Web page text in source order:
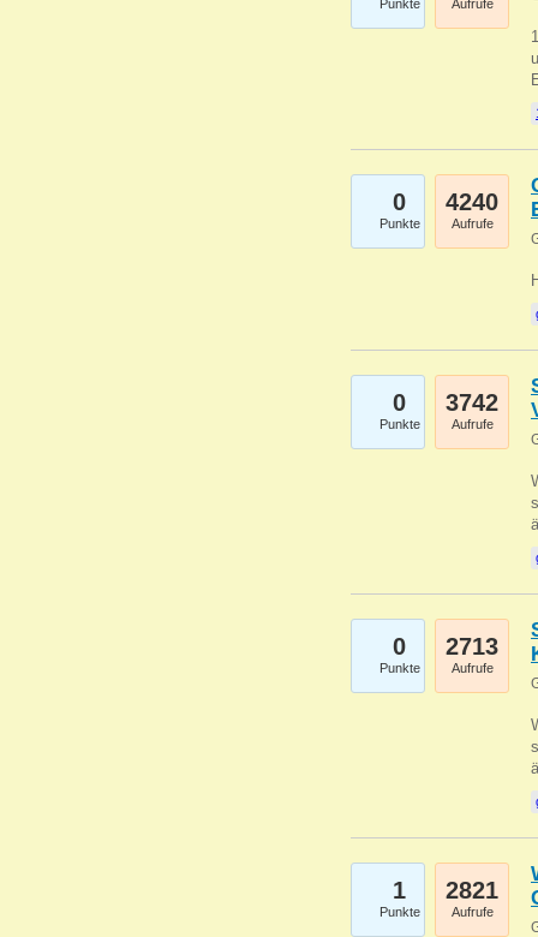
Punkte Aufrufe
0
Punkte
4240
Aufrufe
0
Punkte
3742
Aufrufe
0
Punkte
2713
Aufrufe
1
Punkte
2821
Aufrufe